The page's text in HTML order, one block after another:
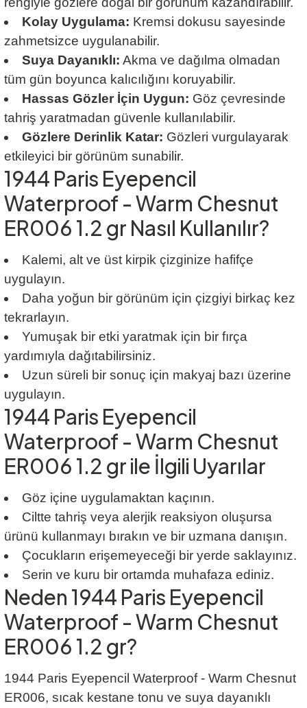
Kolay Uygulama: Kremsi dokusu sayesinde
zahmetsizce uygulanabilir.
Suya Dayanıklı: Akma ve dağılma olmadan
tüm gün boyunca kalıcılığını koruyabilir.
Hassas Gözler İçin Uygun: Göz çevresinde
tahriş yaratmadan güvenle kullanılabilir.
Gözlere Derinlik Katar: Gözleri vurgulayarak
etkileyici bir görünüm sunabilir.
1944 Paris Eyepencil
Waterproof - Warm Chesnut
ER006 1.2 gr Nasıl Kullanılır?
Kalemi, alt ve üst kirpik çizginize hafifçe
uygulayın.
Daha yoğun bir görünüm için çizgiyi birkaç kez
tekrarlayın.
Yumuşak bir etki yaratmak için bir fırça
yardımıyla dağıtabilirsiniz.
Uzun süreli bir sonuç için makyaj bazı üzerine
uygulayın.
1944 Paris Eyepencil
Waterproof - Warm Chesnut
ER006 1.2 gr ile İlgili Uyarılar
Göz içine uygulamaktan kaçının.
Ciltte tahriş veya alerjik reaksiyon oluşursa
ürünü kullanmayı bırakın ve bir uzmana danışın.
Çocukların erişemeyeceği bir yerde saklayınız.
Serin ve kuru bir ortamda muhafaza ediniz.
Neden 1944 Paris Eyepencil
Waterproof - Warm Chesnut
ER006 1.2 gr?
1944 Paris Eyepencil Waterproof - Warm Chesnut
ER006, sıcak kestane tonu ve suya dayanıklı